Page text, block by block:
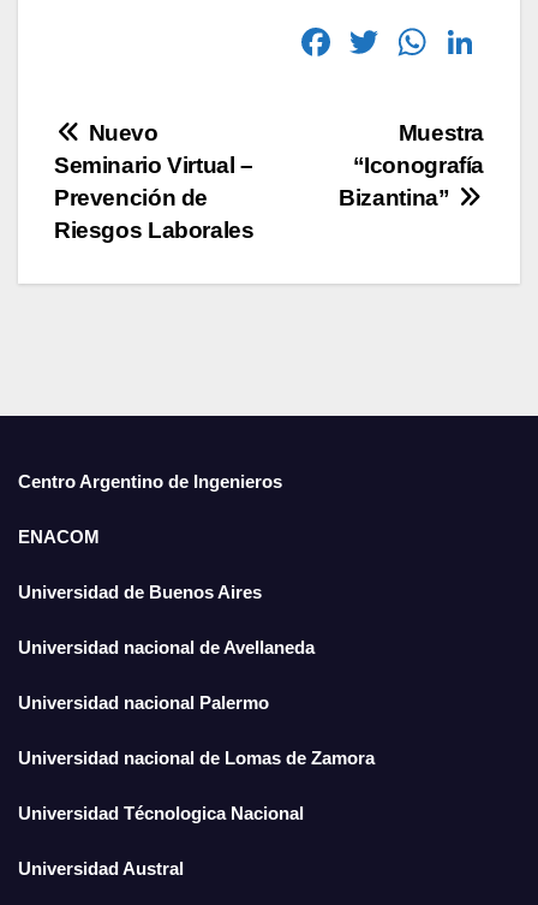
F
e
b
o
T
tt
er
W
at
s
A
p
k
e
dI
Muestra
“Iconografía
Bizantina”
Nuevo
Seminario Virtual –
Prevención de
Riesgos Laborales
Centro Argentino de Ingenieros
ENACOM
Universidad de Buenos Aires
Universidad nacional de Avellaneda
Universidad nacional Palermo
Universidad nacional de Lomas de Zamora
Universidad Técnologica Nacional
Universidad Austral